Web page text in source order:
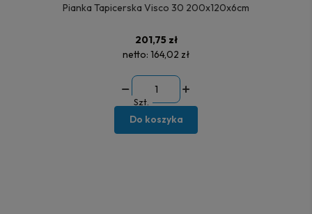
Pianka Tapicerska Visco 30 200x120x6cm
201,75 zł
netto: 164,02 zł
Szt.
Do koszyka